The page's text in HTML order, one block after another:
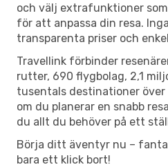
och välj extrafunktioner
för att anpassa din resa.
transparenta priser och
Travellink förbinder
rutter, 690 flygbolag, 2,1
tusentals destinationer över
om du planerar en snabb
du allt du behöver på ett
Börja ditt äventyr nu –
bara ett klick bort!